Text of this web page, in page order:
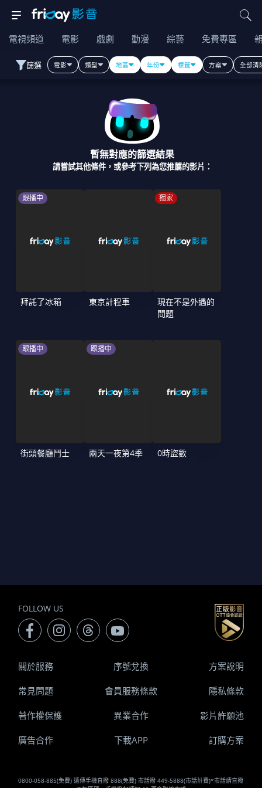
電視頻道 電影 戲劇 動漫 綜藝 免費專區
篩選 電影 類型 地區 年份 標籤 方案 全部清
暫無對應的篩選結果
請嘗試其他條件，或參考下列為您推薦的影片：
跟播中
拜託了冰箱 東京計程車
獨家
現在不是外遇的
問題
跟播中
街頭餐廳鬥士
跟播中
兩天一夜第4季 0時盜數
FOLLOW US
0800-058-885(免費) 遠傳手機直撥 888(免費) 市話撥 449-5888(市話計費)*市話請直撥
關於服務 序號兌換 方案說明
常見問題 會員服務條款 隱私條款
著作權保護 異業合作 影片許願池
廣告合作 下載APP 訂購方案